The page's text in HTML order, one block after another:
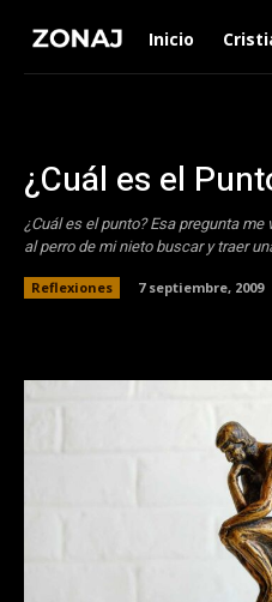
Inicio
¿Cuál es el
¿Cuál es el punto? Esa pregunta
al perro de mi nieto buscar y traer
Reflexiones
7 septiembre, 2009